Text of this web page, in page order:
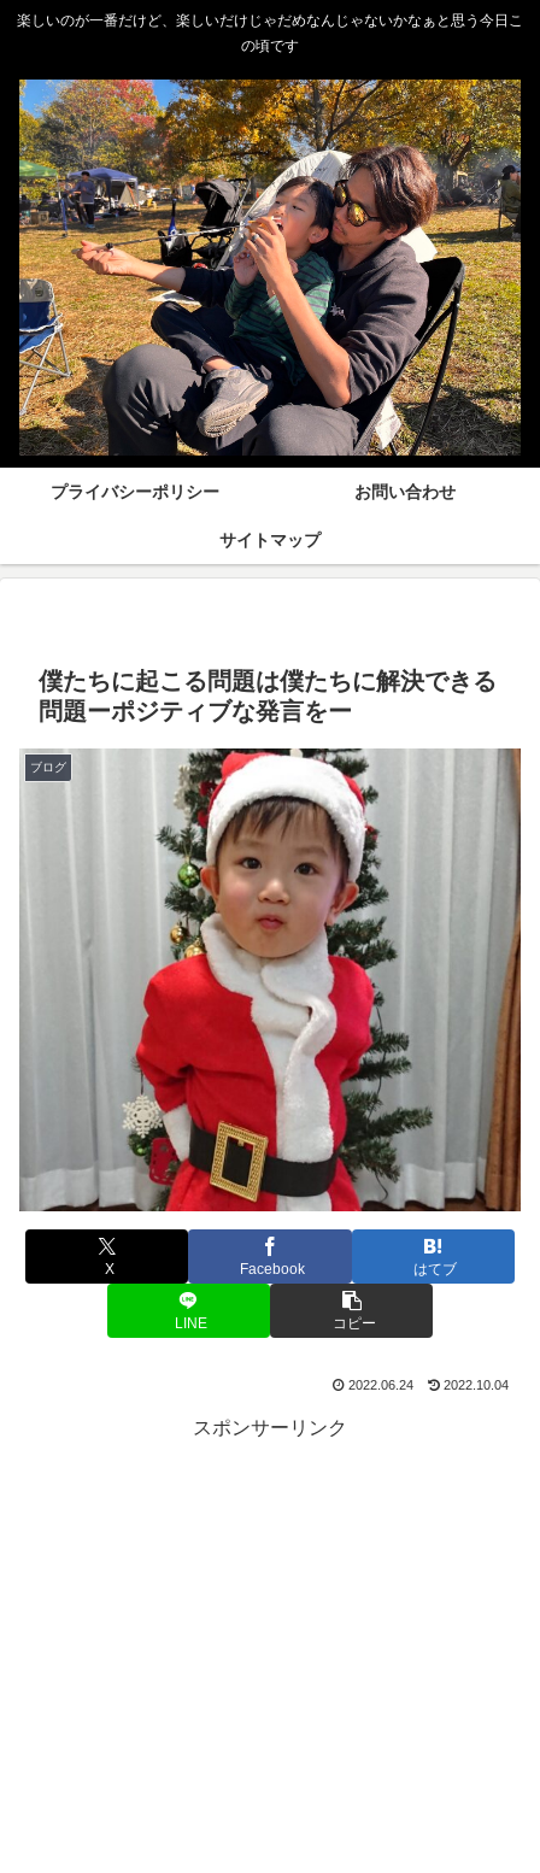
楽しいのが一番だけど、楽しいだけじゃだめなんじゃないかなぁと思う今日こ
の頃です
プライバシーポリシー お問い合わせ
サイトマップ
僕たちに起こる問題は僕たちに解決できる
問題ーポジティブな発言をー
ブログ
X Facebook はてブ
LINE コピー
2022.06.24 2022.10.04
スポンサーリンク